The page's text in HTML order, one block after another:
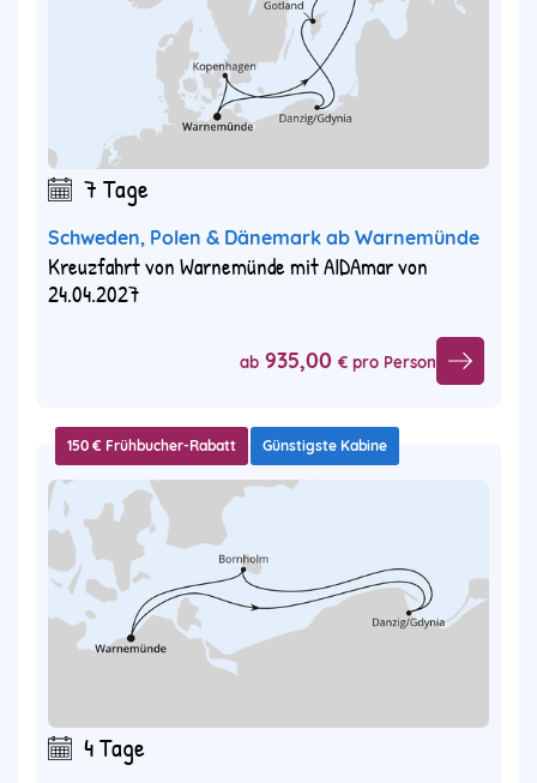
7 Tage
Schweden, Polen & Dänemark ab Warnemünde
Kreuzfahrt von Warnemünde mit AIDAmar von
24.04.2027
ab 935,00 € pro Person
150 € Frühbucher-Rabatt Günstigste Kabine
4 Tage